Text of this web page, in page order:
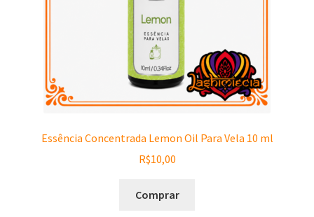
Essência Concentrada Lemon Oil Para Vela 10 ml
R$10,00
Comprar